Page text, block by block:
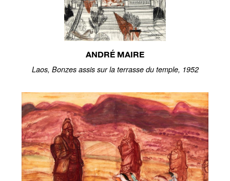
ANDRÉ MAIRE
Laos, Bonzes assis sur la terrasse du temple, 1952